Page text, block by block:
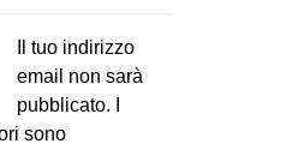
Il tuo indirizzo
email non sarà
pubblicato.
sono